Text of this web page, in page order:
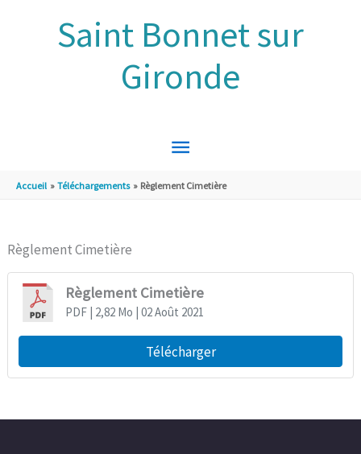
Saint Bonnet sur
Gironde
MENU
PRINCIPAL
Accueil Téléchargements Règlement Cimetière
Règlement Cimetière
Règlement Cimetière
PDF| 2,82 Mo | 02 Août 2021
Télécharger